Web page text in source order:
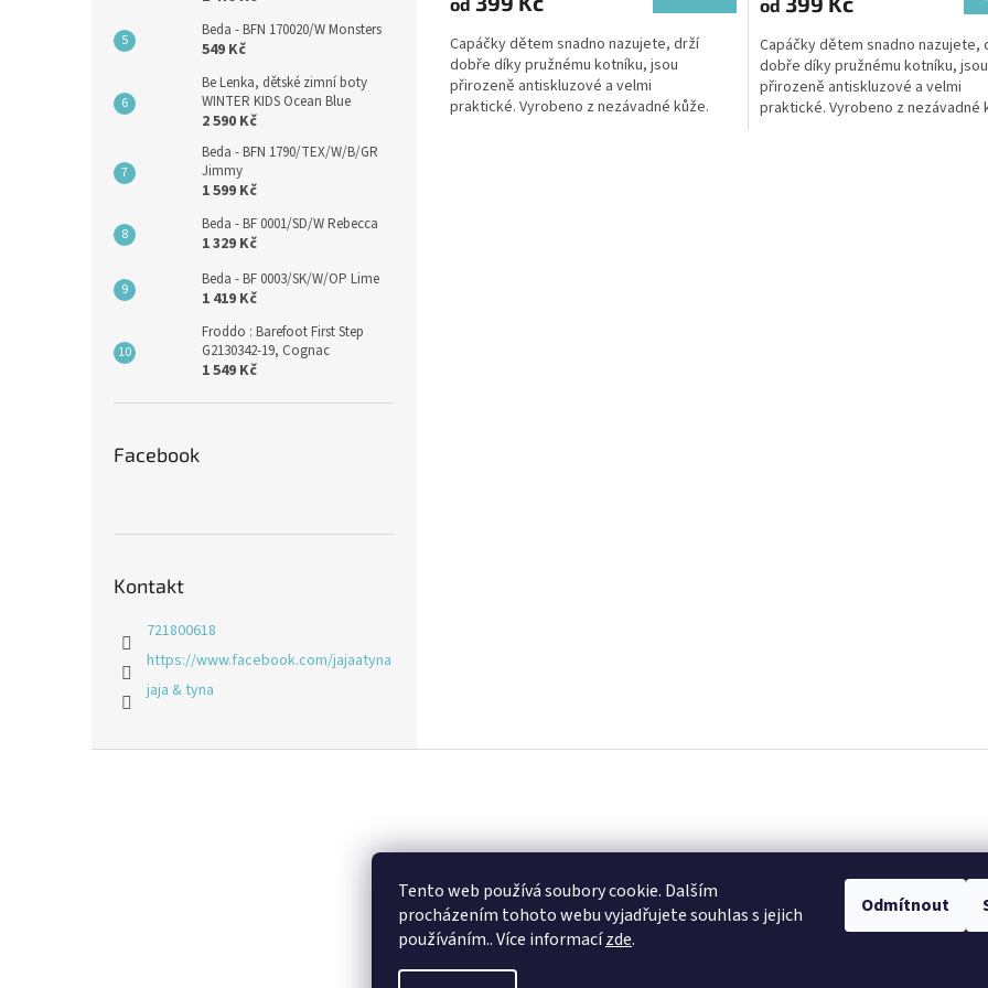
Tento web používá soubory cookie. Dalším
procházením tohoto webu vyjadřujete souhlas s jejich
používáním.. Více informacízde.
Odmítnout
Beda - BFN 170020/W Monsters
549 Kč
Be Lenka, dětské zimní boty
WINTER KIDS Ocean Blue
2 590 Kč
Beda - BFN 1790/TEX/W/B/GR
Jimmy
1 599 Kč
Beda - BF 0001/SD/W Rebecca
1 329 Kč
Beda - BF 0003/SK/W/OP Lime
1 419 Kč
Froddo : Barefoot First Step
G2130342-19, Cognac
1 549 Kč
Facebook
Kontakt
721800618
https://www.facebook.com/jajaatyna
jaja & tyna
Capáčky dětem snadno nazujete, drží
dobře díky pružnému kotníku, jsou
přirozeně antiskluzové a velmi
praktické. Vyrobeno z nezávadné kůže.
od
Capáčky dětem snadno nazujete,
dobře díky pružnému kotníku, jsou
přirozeně antiskluzové a velmi
praktické. Vyrobeno z nezávadné